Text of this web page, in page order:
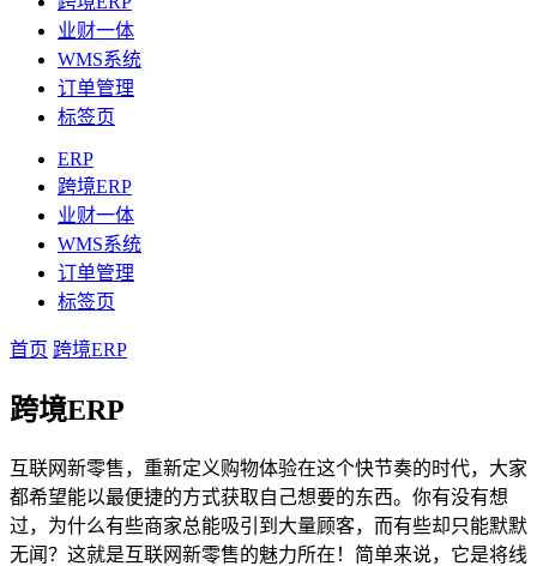
业财一体
WMS系统
订单管理
标签页
ERP
跨境ERP
业财一体
WMS系统
订单管理
标签页
首页 跨境ERP
跨境ERP
互联网新零售，重新定义购物体验在这个快节奏的时代，大家
都希望能以最便捷的方式获取自己想要的东西。你有没有想
过，为什么有些商家总能吸引到大量顾客，而有些却只能默默
无闻？这就是互联网新零售的魅力所在！简单来说，它是将线